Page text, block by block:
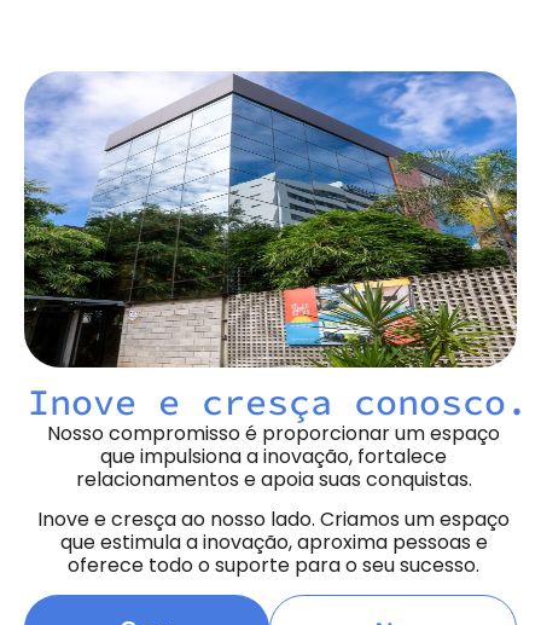
Inove e cresça conosco.
Nosso compromisso é proporcionar um espaço
que impulsiona a inovação, fortalece
relacionamentos e apoia suas conquistas.
Inove e cresça ao nosso lado. Criamos um espaço
que estimula a inovação, aproxima pessoas e
oferece todo o suporte para o seu sucesso.